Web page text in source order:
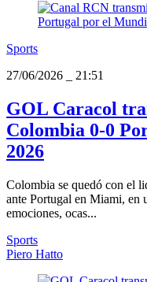
Sports
27/06/2026
21:51
GOL Caracol
Colombia 0-0
2026
Colombia se quedó con el
ante Portugal en Miami, en
emociones, ocas...
Sports
Piero Hatto